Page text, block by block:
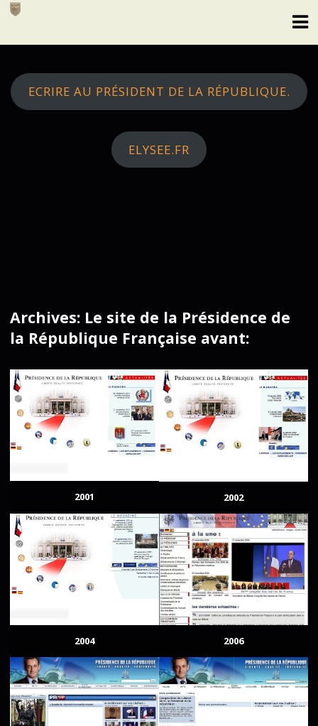
Skip
ECRIRE AU PRÉSIDENT DE LA RÉPUBLIQUE.
ELYSEE.FR
Archives: Le site de la Présidence de
la République Française avant:
2001 2002
2004 2006